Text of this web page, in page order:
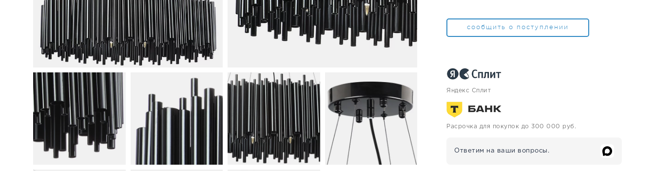
сообщить о поступлении
Яндекс Сплит
Расрочка для покупок до 300 000 руб.
Ответим на ваши вопросы.